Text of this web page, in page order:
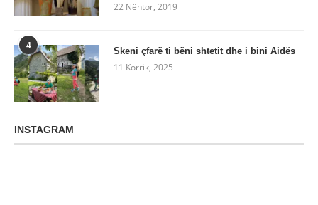
22 Nëntor, 2019
4 Skeni çfarë ti bëni shtetit dhe i bini Aidës
11 Korrik, 2025
INSTAGRAM